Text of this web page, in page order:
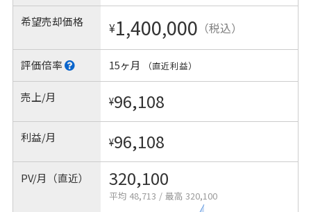
希望売却価格 ¥1,400,000 （税込）
評価倍率 15ヶ月 （直近利益）
売上/月 ¥96,108
利益/月 ¥96,108
PV/月（直近） 320,100
平均 48,713 / 最高 320,100